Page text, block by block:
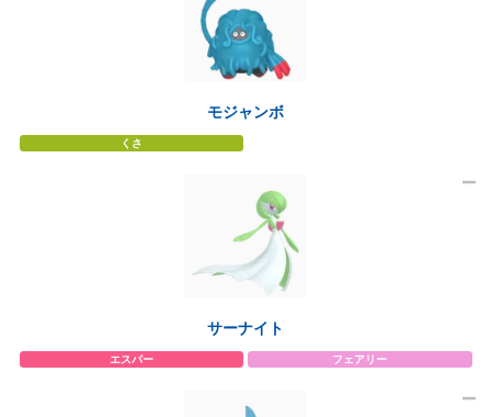
モジャンボ
くさ
サーナイト
エスパー フェアリー